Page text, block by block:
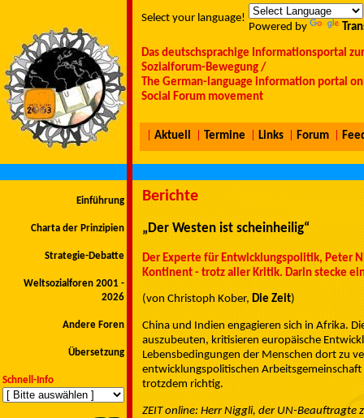
Select your language!
Powered by
Das deutschsprachige Informationsportal
Sozialforum-Bewegung /
The German-language information portal
Social Forum movement
Aktuell Termine Links Forum
Einführung
Charta der Prinzipien
Strategie-Debatte
Weltsozialforen 2001 -
2026
Andere Foren
Übersetzung
Schnell-Info
Berichte
„Der Westen ist scheinheilig“
Der Experte für Entwicklungspolitik, Peter
Kontinent - trotz aller Kritik. Darin stecke
(von Christoph Kober, Die Zeit)
China und Indien engagieren sich in Afrika.
auszubeuten, kritisieren europäische
Lebensbedingungen der Menschen dort zu
entwicklungspolitischen
trotzdem richtig.
ZEIT online: Herr Niggli, der UN-Beauftragte